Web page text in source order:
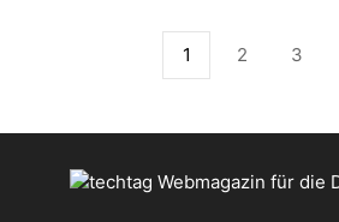
1 2 3